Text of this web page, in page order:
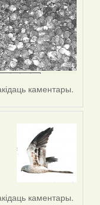
каментары.
каментары.